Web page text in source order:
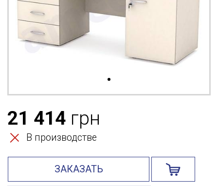
21 414 грн
В производстве
ЗАКАЗАТЬ